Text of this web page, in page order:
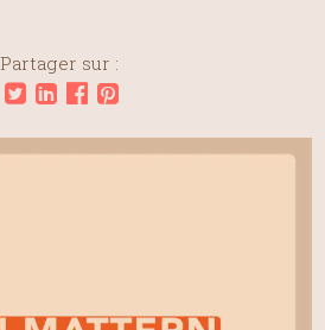
Partager sur :